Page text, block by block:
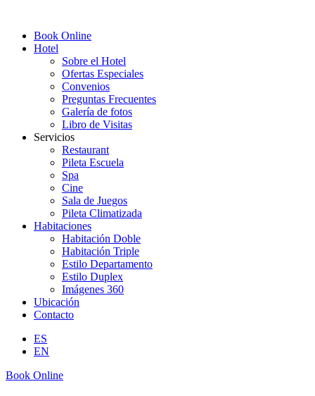
Book Online
Hotel
Sobre el Hotel
Ofertas Especiales
Convenios
Preguntas Frecuentes
Galería de fotos
Libro de Visitas
Servicios
Restaurant
Pileta Escuela
Spa
Cine
Sala de Juegos
Pileta Climatizada
Habitaciones
Habitación Doble
Habitación Triple
Estilo Departamento
Estilo Duplex
Imágenes 360
Ubicación
Contacto
ES
EN
Book Online